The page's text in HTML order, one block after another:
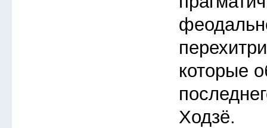
которые
Ходзё.